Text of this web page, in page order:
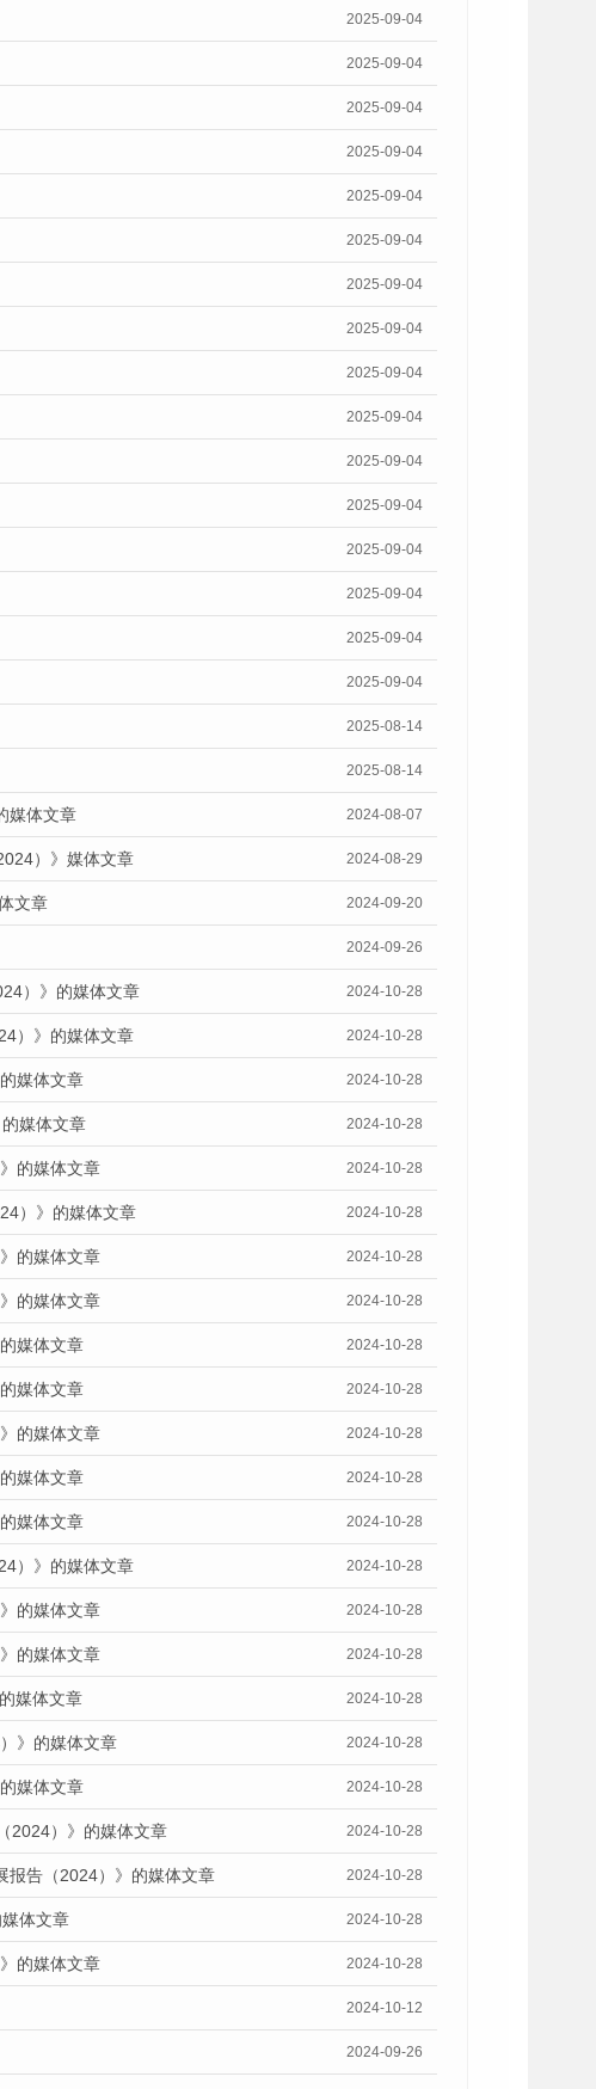
2025-09-04
2025-09-04
2025-09-04
2025-09-04
2025-09-04
2025-09-04
2025-09-04
2025-09-04
2025-09-04
2025-09-04
2025-09-04
2025-09-04
2025-09-04
2025-09-04
2025-09-04
2025-09-04
2025-08-14
2025-08-14
媒体文章 2024-08-07
）》媒体文章 2024-08-29
文章 2024-09-20
2024-09-26
）》的媒体文章 2024-10-28
）》的媒体文章 2024-10-28
媒体文章 2024-10-28
媒体文章 2024-10-28
的媒体文章 2024-10-28
）》的媒体文章 2024-10-28
的媒体文章 2024-10-28
的媒体文章 2024-10-28
媒体文章 2024-10-28
媒体文章 2024-10-28
的媒体文章 2024-10-28
媒体文章 2024-10-28
媒体文章 2024-10-28
）》的媒体文章 2024-10-28
的媒体文章 2024-10-28
的媒体文章 2024-10-28
媒体文章 2024-10-28
》的媒体文章 2024-10-28
媒体文章 2024-10-28
2024）》的媒体文章 2024-10-28
报告（2024）》的媒体文章 2024-10-28
体文章 2024-10-28
的媒体文章 2024-10-28
2024-10-12
2024-09-26